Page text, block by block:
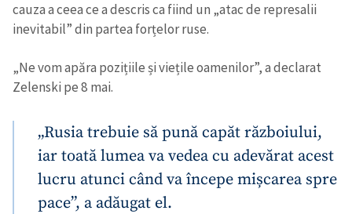
cauza a ceea ce a descris ca fiind un „atac de represalii
inevitabil” din partea forțelor ruse.
„Ne vom apăra pozițiile și viețile oamenilor”, a declarat
Zelenski pe 8 mai.
„Rusia trebuie să pună capăt războiului,
iar toată lumea va vedea cu adevărat acest
lucru atunci când va începe mișcarea spre
pace”, a adăugat el.